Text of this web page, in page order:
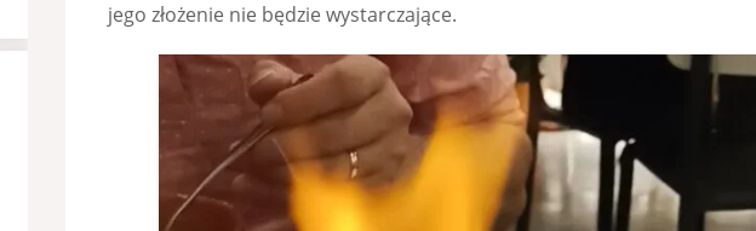
jego złożenie nie będzie wystarczające.